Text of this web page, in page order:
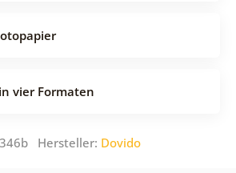
vier Formaten
Hersteller: Dovido